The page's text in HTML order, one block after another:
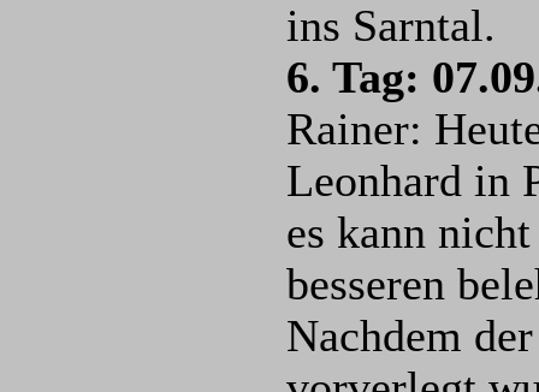
ins Sarntal.
6. Tag:
Rainer:
Leonhard in
es kann
besseren
Nachdem